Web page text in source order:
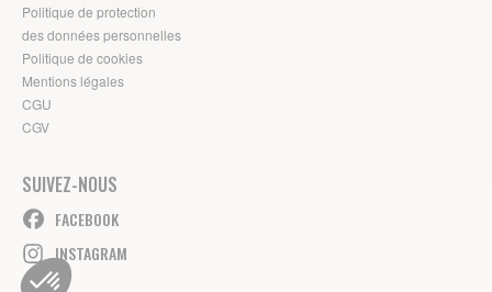
Politique de protection
des données personnelles
Politique de cookies
Mentions légales
CGU
CGV
SUIVEZ-NOUS
FACEBOOK
INSTAGRAM